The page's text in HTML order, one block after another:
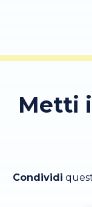
Metti
Condividi